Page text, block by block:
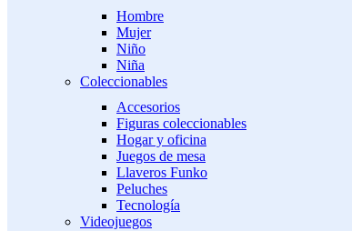
Hombre
Mujer
Niño
Niña
Coleccionables
Accesorios
Figuras coleccionables
Hogar y oficina
Juegos de mesa
Llaveros Funko
Peluches
Tecnología
Videojuegos